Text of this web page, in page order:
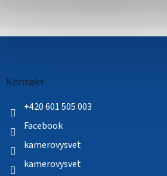
Kontakt
+420 601 505 003
Facebook
kamerovysvet
kamerovysvet